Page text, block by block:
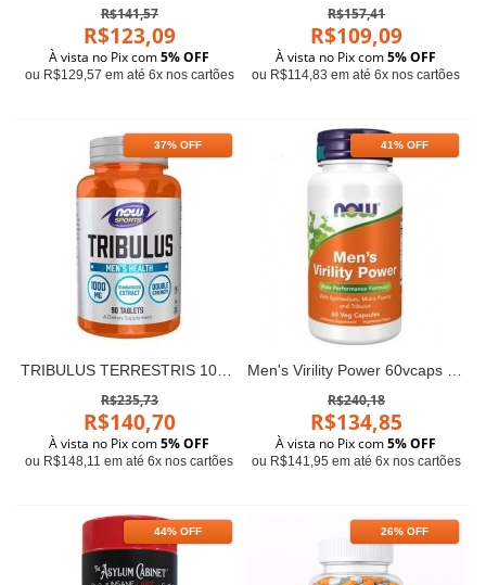
R$141,57
R$123,09
À vista no Pix com5% OFF
ou R$129,57 em até 6x nos cartões
R$157,41
R$109,09
À vista no Pix com5% OFF
ou R$114,83 em até 6x nos cartões
37% OFF
TRIBULUS TERRESTRIS 1000mg - Now Foods (90 cápsulas)
R$235,73
R$140,70
À vista no Pix com5% OFF
ou R$148,11 em até 6x nos cartões
41% OFF
Men's Virility Power 60vcaps NOW Foods
R$240,18
R$134,85
À vista no Pix com5% OFF
ou R$141,95 em até 6x nos cartões
44% OFF 26% OFF